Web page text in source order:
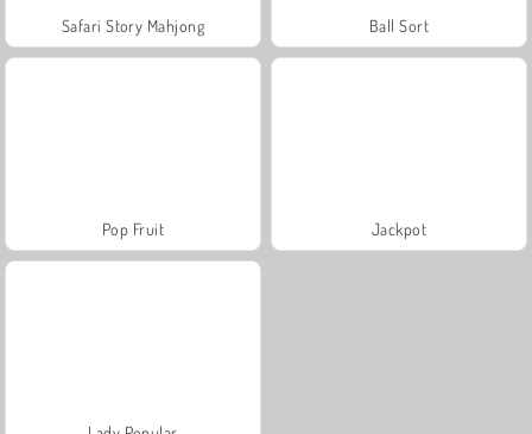
Safari Story Mahjong Ball Sort
Pop Fruit Jackpot